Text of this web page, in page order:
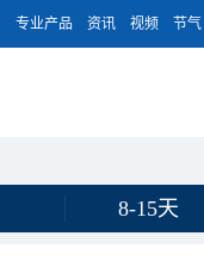
专业产品 资讯 视频 节气
8-15天